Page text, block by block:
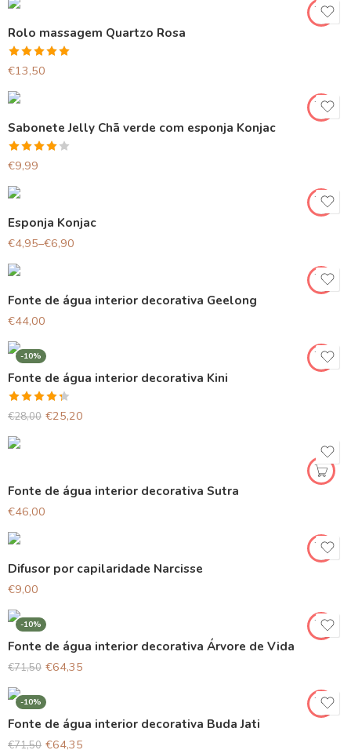
Rolo massagem Quartzo Rosa
Avaliação
5.00
€13,50
Sabonete Jelly Chã verde com esponja Konjac
Avaliação
4.00
€9,99
Esponja Konjac
€4,95–€6,90
Fonte de água interior decorativa Geelong
€44,00
-10%
Fonte de água interior decorativa Kini
Avaliação
4.33
€28,00 €25,20
Fonte de água interior decorativa Sutra
€46,00
Difusor por capilaridade Narcisse
€9,00
-10%
Fonte de água interior decorativa Árvore de Vida
€71,50 €64,35
-10%
Fonte de água interior decorativa Buda Jati
€71,50 €64,35